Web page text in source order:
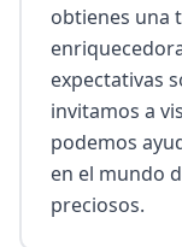
obtienes una
expectativas
invitamos a
podemos
en el mundo
preciosos.